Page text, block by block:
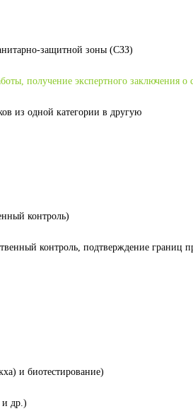
защитной зоны (СЗЗ)
получение экспертного заключения
из одной категории в другую
контроль)
контроль, подтверждение границ
и биотестирование)
др.)